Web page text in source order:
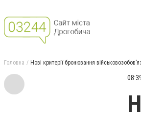
Головна Нові критерії бронювання